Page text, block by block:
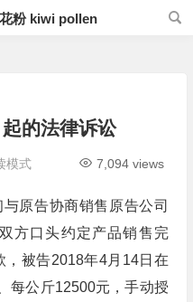
粉 kiwi pollen
的法律诉讼
7,094 views
模式
原告协商销售原告公司
方口头约定产品销售完
，被告2018年4月14日在
每公斤12500元，手动授